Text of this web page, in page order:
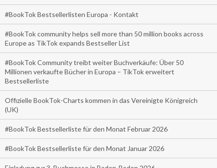
#BookTok Bestsellerlisten Europa - Kontakt
#BookTok community helps sell more than 50 million books across
Europe as TikTok expands Bestseller List
#BookTok Community treibt weiter Buchverkäufe: Über 50
Millionen verkaufte Bücher in Europa – TikTok erweitert
Bestsellerliste
Offizielle BookTok-Charts kommen in das Vereinigte Königreich
(UK)
#BookTok Bestsellerliste für den Monat Februar 2026
#BookTok Bestsellerliste für den Monat Januar 2026